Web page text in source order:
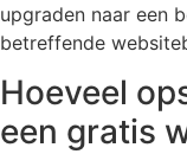
upgraden naar een
betreffende
Hoeveel
een gratis